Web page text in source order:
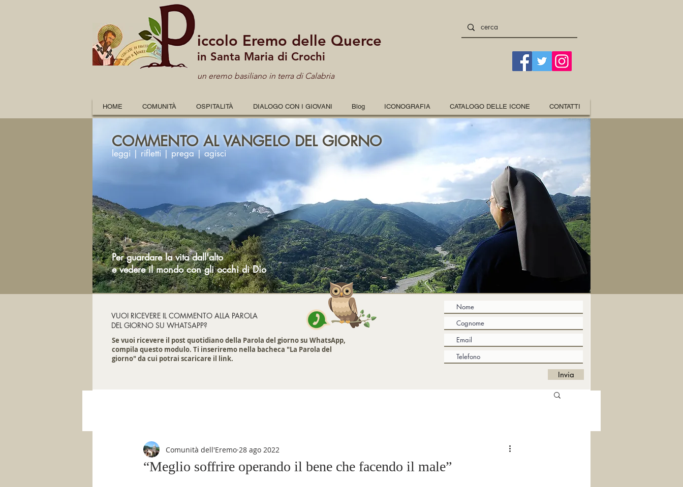
iccolo Eremo delle Querce
in Santa Maria di Crochi
un eremo basiliano in terra di Calabria
HOME COMUNITÀ OSPITALITÀ DIALOGO CON I GIOVANI Blog ICONOGRAFIA CATALOGO DELLE ICONE CONTATTI
Per guardare la vita dall'alto
e vedere il mondo con gli occhi di Dio
COMMENTO AL VANGELO DEL GIORNO
leggi | rifletti | prega | agisci
VUOI RICEVERE IL COMMENTO ALLA PAROLA
DEL GIORNO SU WHATSAPP?
Se vuoi ricevere il post quotidiano della Parola del giorno su WhatsApp,
compila questo modulo. Ti inseriremo nella bacheca "La Parola del
giorno" da cui potrai scaricare il link.
Invia
“Meglio soffrire operando il bene che facendo il male”
Comunità dell'Eremo 28 ago 2022